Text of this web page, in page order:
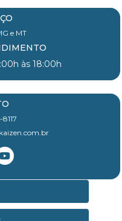
e MT
às 18:00h